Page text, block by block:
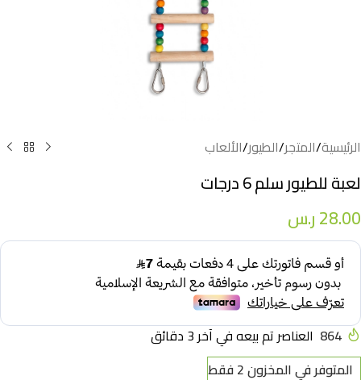
الرئيسية/المتجر/الطيور/الألعاب
لعبة للطيور سلم 6 درجات
28.00ر.س
864 العناصر تم بيعه في آخر 3 دقائق
المتوفر في المخزون 2 فقط